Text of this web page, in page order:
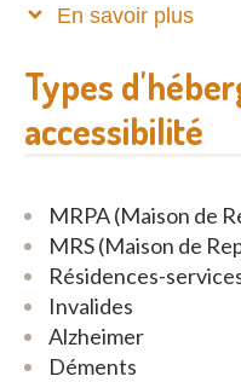
pas toujours la
de faire un passage en
revalidation adaptée.
soins et une
personnalisés.
En savoir plus
Types
accessibilité
MRPA (Maison de
MRS (Maison de
Résidences-
Invalides
Alzheimer
Déments